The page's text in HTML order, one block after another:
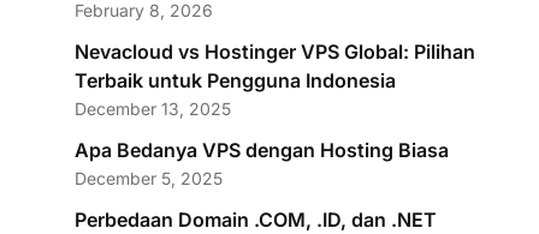
February 8, 2026
Nevacloud vs Hostinger VPS Global: Pilihan
Terbaik untuk Pengguna Indonesia
December 13, 2025
Apa Bedanya VPS dengan Hosting Biasa
December 5, 2025
Perbedaan Domain .COM, .ID, dan .NET